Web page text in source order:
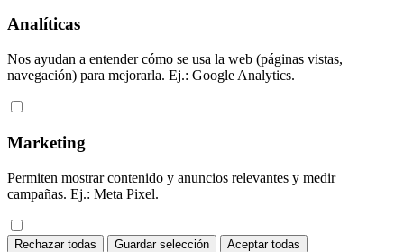
Analíticas
Nos ayudan a entender cómo se usa la web (páginas vistas,
navegación) para mejorarla. Ej.: Google Analytics.
Marketing
Permiten mostrar contenido y anuncios relevantes y medir
campañas. Ej.: Meta Pixel.
Rechazar todas Guardar selección Aceptar todas